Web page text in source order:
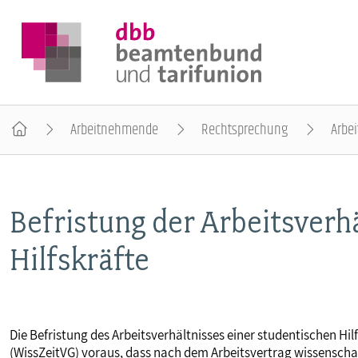
BEAMTINNEN & BEAMTE
POLITIK & POSITIONEN
Arbeitnehmende Rechtsprechung
Befristung der
Hilfskräfte
Die Befristung des Arbeitsverhältnisses einer studentischen
(WissZeitVG) voraus, dass nach dem Arbeitsvertrag